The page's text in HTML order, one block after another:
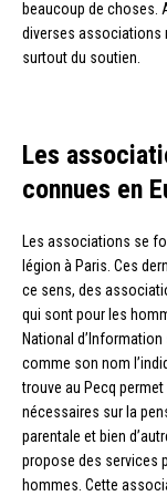
beaucoup de choses.
diverses associations
surtout du soutien.
Les
connues en
Les associations se
légion à Paris. Ces
ce sens, des
qui sont pour les
National
comme son nom
trouve au Pecq
nécessaires sur la
parentale et bien
propose des services
hommes. Cette